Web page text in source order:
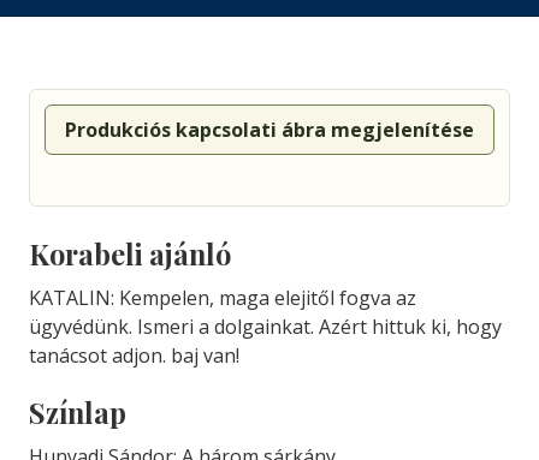
Produkciós kapcsolati ábra megjelenítése
Korabeli ajánló
KATALIN: Kempelen, maga elejitől fogva az
ügyvédünk. Ismeri a dolgainkat. Azért hittuk ki, hogy
tanácsot adjon. baj van!
Színlap